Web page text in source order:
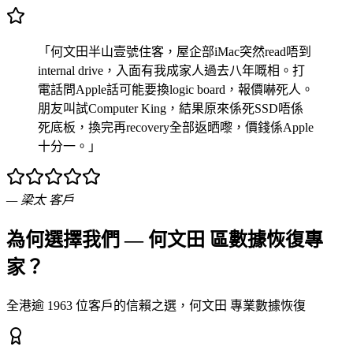
「何文田半山壹號住客，屋企部iMac突然read唔到
internal drive，入面有我成家人過去八年嘅相。打
電話問Apple話可能要換logic board，報價嚇死人。
朋友叫試Computer King，結果原來係死SSD唔係
死底板，換完再recovery全部返晒嚟，價錢係Apple
十分一。」
— 梁太客戶
為何選擇我們 — 何文田 區數據恢復專
家？
全港逾 1963 位客戶的信賴之選，何文田 專業數據恢復